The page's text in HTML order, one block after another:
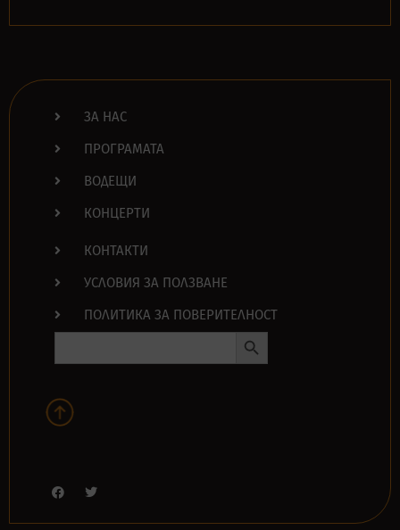
ЗА НАС
ПРОГРАМАТА
ВОДЕЩИ
КОНЦЕРТИ
КОНТАКТИ
УСЛОВИЯ ЗА ПОЛЗВАНЕ
ПОЛИТИКА ЗА ПОВЕРИТЕЛНОСТ
Search Search Button